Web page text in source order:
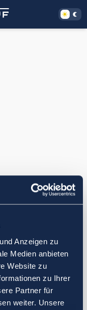
Anzeigen zu
Medien anbieten
Website zu
zu Ihrer
Partner für
weiter. Unsere